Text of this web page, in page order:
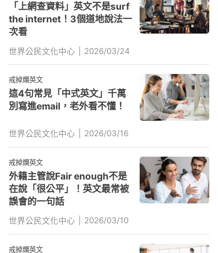
「上網查資料」英文不是surf
the internet！3個道地說法一
次看
世界公民文化中心 2026/03/24
戒掉爛英文
這4句常見「中式英文」千萬
別寫進email，老外看不懂！
世界公民文化中心 2026/03/16
戒掉爛英文
外籍主管說Fair enough不是
在說「很公平」！英文最常被
誤會的一句話
世界公民文化中心 2026/03/10
戒掉爛英文